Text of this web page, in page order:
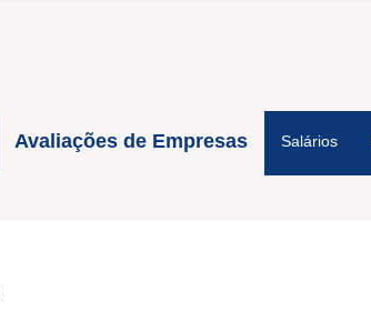
Avaliações de Empresas Salários